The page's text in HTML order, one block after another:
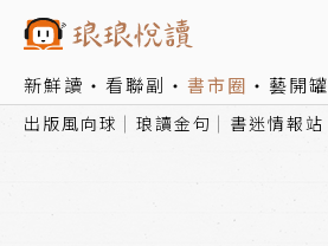
新鮮讀 看聯副 書市圈 藝開罐
出版風向球 琅讀金句 書迷情報站